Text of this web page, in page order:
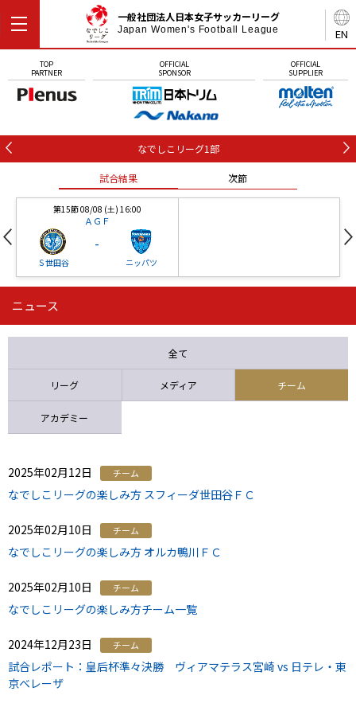
EN
一般社団法人日本女子サッカーリーグ
Japan Women's Football League
TOP
PARTNER
OFFICIAL
SPONSOR
OFFICIAL
SUPPLIER
なでしこリーグ1部
試合結果 次節
第15節 08/08 (土) 16:00
ＡＧＦ
Ｓ世田谷
-
ニッパツ
第16節 09/05 (土) 15:00
ニッパツ 石人の星
ニュース
全て
リーグ メディア チーム
アカデミー
2025年02月12日 チーム
なでしこリーグの楽しみ方 スフィーダ世田谷ＦＣ
2025年02月10日 チーム
なでしこリーグの楽しみ方 オルカ鴨川ＦＣ
2025年02月10日 チーム
なでしこリーグの楽しみ方チーム一覧
2024年12月23日 チーム
試合レポート：皇后杯準々決勝 ヴィアマテラス宮崎 vs 日テレ・東
京ベレーザ